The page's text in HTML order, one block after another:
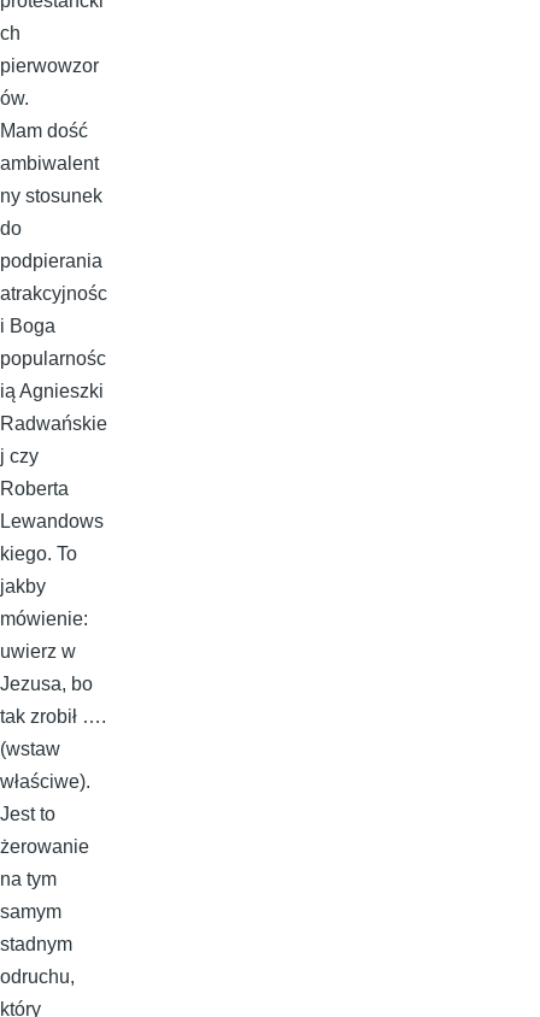
ch
pierwowzor
ów.
Mam dość
ambiwalent
ny stosunek
do
podpierania
atrakcyjnośc
i Boga
popularnośc
ią Agnieszki
Radwańskie
j czy
Roberta
Lewandows
kiego. To
jakby
mówienie:
uwierz w
Jezusa, bo
tak zrobił ….
(wstaw
właściwe).
Jest to
żerowanie
na tym
samym
stadnym
odruchu,
który